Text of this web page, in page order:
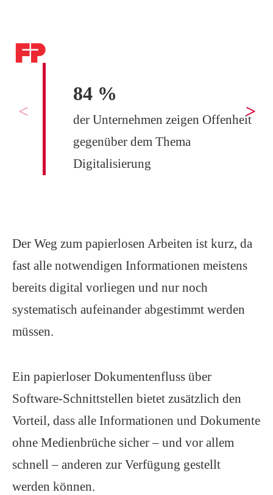
84 %
der Unternehmen zeigen Offenheit
gegenüber dem Thema
Digitalisierung
Der Weg zum papierlosen Arbeiten ist kurz, da
fast alle notwendigen Informationen meistens
bereits digital vorliegen und nur noch
systematisch aufeinander abgestimmt werden
müssen.
Ein papierloser Dokumentenfluss über
Software-Schnittstellen bietet zusätzlich den
Vorteil, dass alle Informationen und Dokumente
ohne Medienbrüche sicher – und vor allem
schnell – anderen zur Verfügung gestellt
werden können.